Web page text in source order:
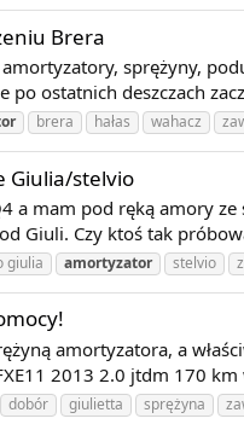
Brera
sprężyny,
po ostatnich deszczach
brera hałas wahacz
Giulia/stelvio
a mam pod ręką amory
Giuli. Czy ktoś tak
giulia amortyzator stelvio
amortyzatora, a
2013 2.0 jtdm 170
dobór giulietta sprężyna